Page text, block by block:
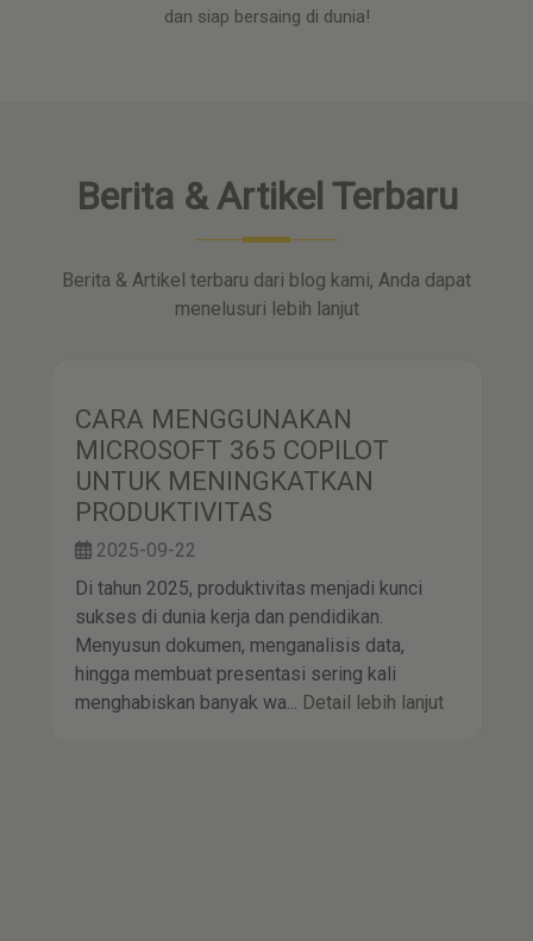
dan siap bersaing di dunia!
Berita & Artikel Terbaru
Berita & Artikel terbaru dari blog kami, Anda dapat
menelusuri lebih lanjut
CARA MENGGUNAKAN
MICROSOFT 365 COPILOT
UNTUK MENINGKATKAN
PRODUKTIVITAS
2025-09-22
Di tahun 2025, produktivitas menjadi kunci
sukses di dunia kerja dan pendidikan.
Menyusun dokumen, menganalisis data,
hingga membuat presentasi sering kali
menghabiskan banyak wa...
Detail lebih lanjut